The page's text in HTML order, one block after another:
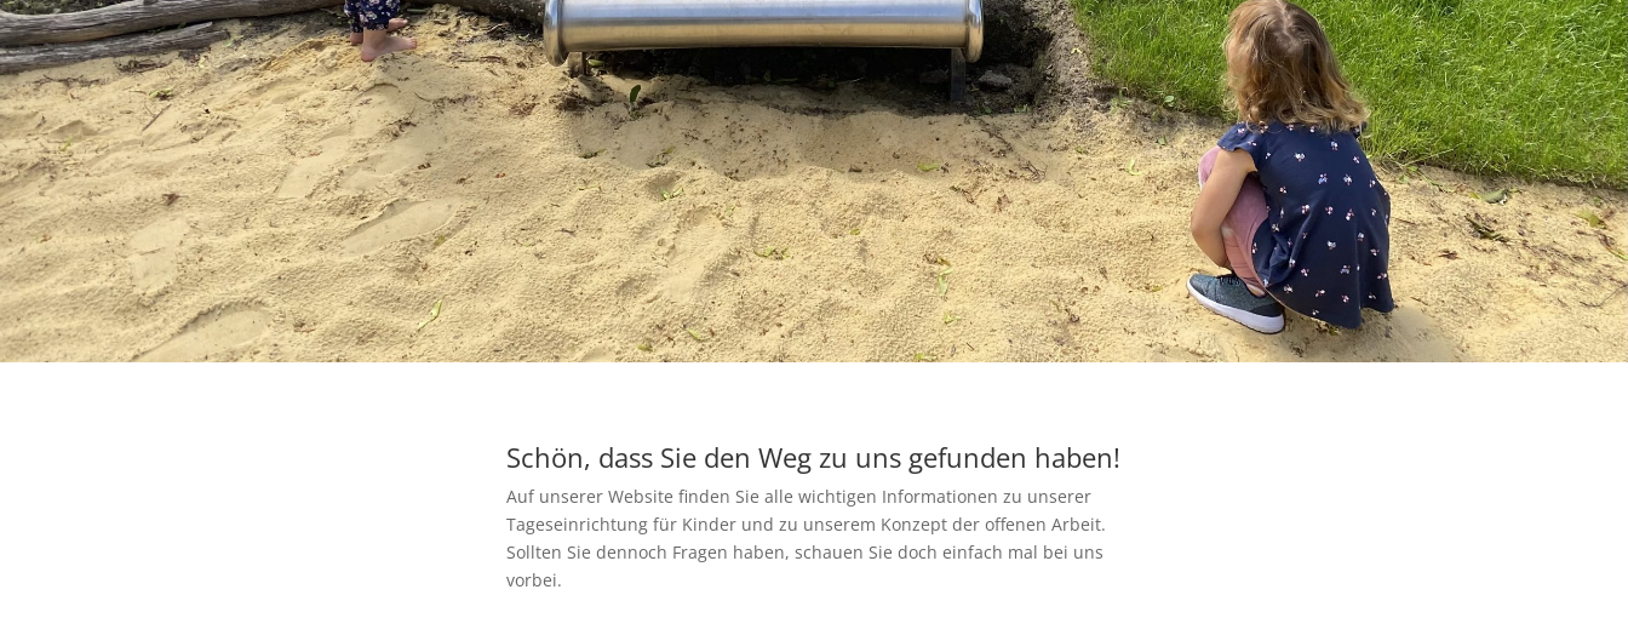
Schön, dass Sie den Weg zu uns gefunden haben!
Auf unserer Website finden Sie alle wichtigen Informationen zu unserer
Tageseinrichtung für Kinder und zu unserem Konzept der offenen Arbeit.
Sollten Sie dennoch Fragen haben, schauen Sie doch einfach mal bei uns
vorbei.